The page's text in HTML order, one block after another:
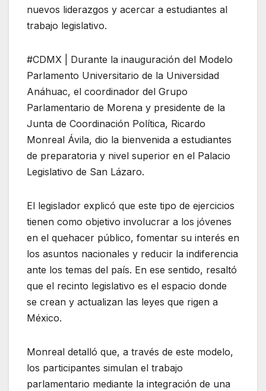
nuevos liderazgos y acercar a estudiantes al
trabajo legislativo.
#CDMX | Durante la inauguración del Modelo
Parlamento Universitario de la Universidad
Anáhuac, el coordinador del Grupo
Parlamentario de Morena y presidente de la
Junta de Coordinación Política, Ricardo
Monreal Ávila, dio la bienvenida a estudiantes
de preparatoria y nivel superior en el Palacio
Legislativo de San Lázaro.
El legislador explicó que este tipo de ejercicios
tienen como objetivo involucrar a los jóvenes
en el quehacer público, fomentar su interés en
los asuntos nacionales y reducir la indiferencia
ante los temas del país. En ese sentido, resaltó
que el recinto legislativo es el espacio donde
se crean y actualizan las leyes que rigen a
México.
Monreal detalló que, a través de este modelo,
los participantes simulan el trabajo
parlamentario mediante la integración de una